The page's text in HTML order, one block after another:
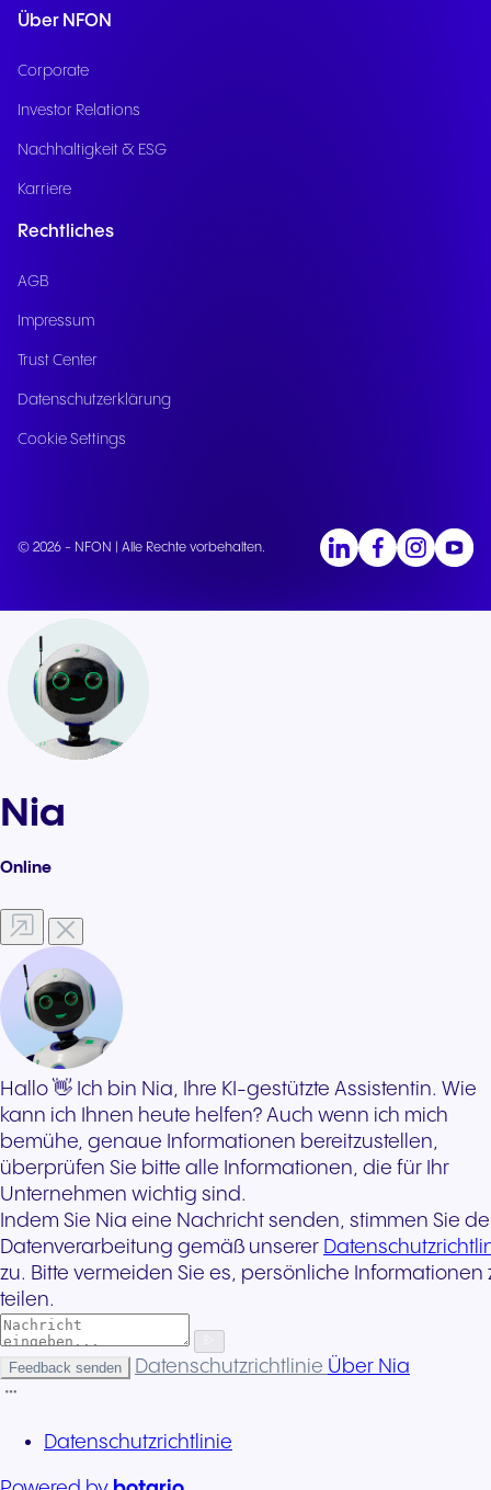
Über NFON
Corporate
Investor Relations
Nachhaltigkeit & ESG
Karriere
Rechtliches
AGB
Impressum
Trust Center
Datenschutzerklärung
Cookie Settings
© 2026 - NFON | Alle Rechte vorbehalten.